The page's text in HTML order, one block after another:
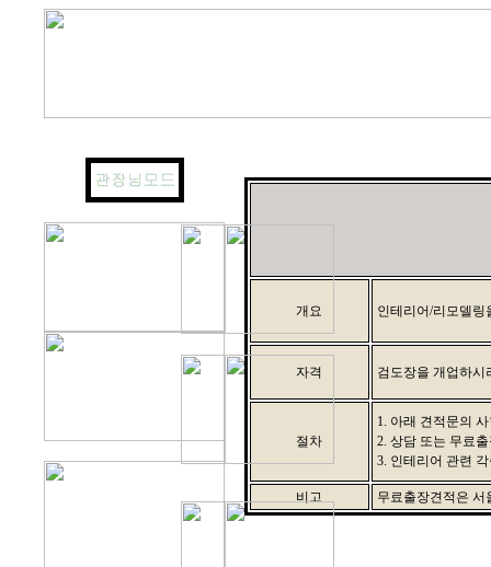
개요 인테리어/리모델링
자격 검도장을 개업하시
절차
1. 아래 견적문의
2. 상담 또는 무료
3. 인테리어 관련
비고 무료출장견적은 서